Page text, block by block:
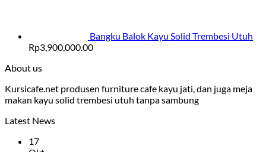
Bangku Balok Kayu Solid Trembesi Utuh
Rp3,900,000.00
About us
Kursicafe.net produsen furniture cafe kayu jati, dan juga meja
makan kayu solid trembesi utuh tanpa sambung
Latest News
17